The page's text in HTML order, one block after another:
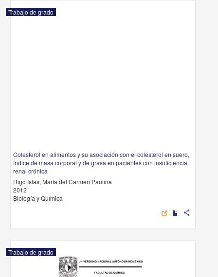
Trabajo de grado
Colesterol en alimentos y su asociación con el colesterol en suero,
índice de masa corporal y de grasa en pacientes con insuficiencia
renal crónica
Rigo Islas, María del Carmen Paulina
2012
Biología y Química
share
Trabajo de grado